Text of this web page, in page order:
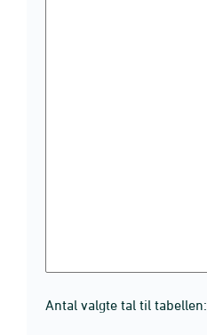
Antal valgte tal til tabellen: